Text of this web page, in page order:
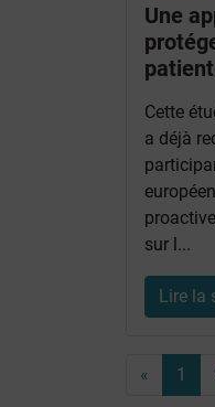
Une
Cette
a déjà
sur l...
Lire la
« 1